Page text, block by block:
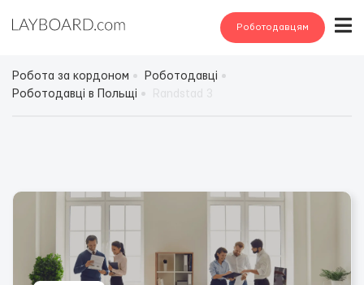
Роботодавцям
Робота за кордоном
Роботодавці
Роботодавці в Польщі